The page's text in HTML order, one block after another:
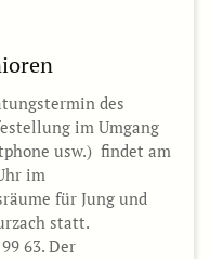
des
im Umgang
usw.) findet am
im
für Jung und
statt.
63. Der